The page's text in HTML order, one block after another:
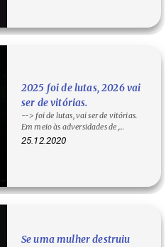
2025 foi de lutas, 2026 vai
ser de vitórias.
--> foi de lutas, vai ser de vitórias.
Em meio às adversidades de ,
cultivamos força e…
25.12.2020
Se uma mulher destruiu